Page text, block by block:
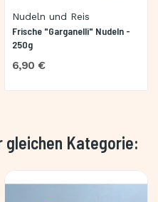
Nudeln und Reis
Frische "Garganelli" Nudeln -
250g
6,90 €
gleichen Kategorie: